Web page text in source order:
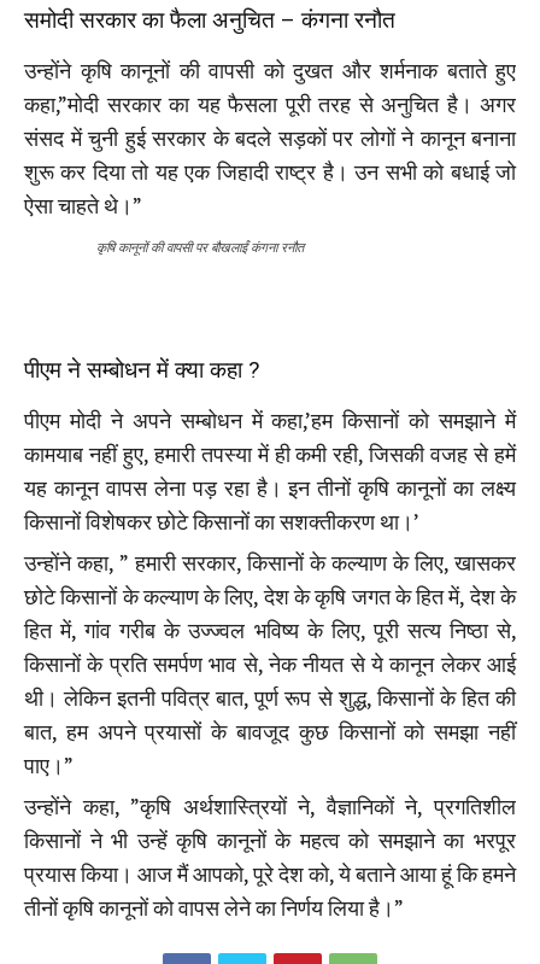
समोदी सरकार का फैला अनुचित – कंगना रनौत
उन्होंने कृषि कानूनों की वापसी को दुखत और शर्मनाक बताते हुए
कहा,”मोदी सरकार का यह फैसला पूरी तरह से अनुचित है। अगर
संसद में चुनी हुई सरकार के बदले सड़कों पर लोगों ने कानून बनाना
शुरू कर दिया तो यह एक जिहादी राष्ट्र है। उन सभी को बधाई जो
ऐसा चाहते थे।”
कृषि कानूनों की वापसी पर बौखलाईं कंगना रनौत
पीएम ने सम्बोधन में क्या कहा ?
पीएम मोदी ने अपने सम्बोधन में कहा,’हम किसानों को समझाने में
कामयाब नहीं हुए, हमारी तपस्या में ही कमी रही, जिसकी वजह से हमें
यह कानून वापस लेना पड़ रहा है। इन तीनों कृषि कानूनों का लक्ष्य
किसानों विशेषकर छोटे किसानों का सशक्तीकरण था।’
उन्होंने कहा, ” हमारी सरकार, किसानों के कल्याण के लिए, खासकर
छोटे किसानों के कल्याण के लिए, देश के कृषि जगत के हित में, देश के
हित में, गांव गरीब के उज्ज्वल भविष्य के लिए, पूरी सत्य निष्ठा से,
किसानों के प्रति समर्पण भाव से, नेक नीयत से ये कानून लेकर आई
थी। लेकिन इतनी पवित्र बात, पूर्ण रूप से शुद्ध, किसानों के हित की
बात, हम अपने प्रयासों के बावजूद कुछ किसानों को समझा नहीं
पाए।”
उन्होंने कहा, ”कृषि अर्थशास्त्रियों ने, वैज्ञानिकों ने, प्रगतिशील
किसानों ने भी उन्हें कृषि कानूनों के महत्व को समझाने का भरपूर
प्रयास किया। आज मैं आपको, पूरे देश को, ये बताने आया हूं कि हमने
तीनों कृषि कानूनों को वापस लेने का निर्णय लिया है।”